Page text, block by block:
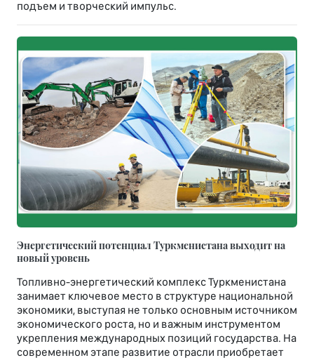
подъем и творческий импульс.
Энергетический потенциал Туркменистана выходит на
новый уровень
Топливно-энергетический комплекс Туркменистана
занимает ключевое место в структуре национальной
экономики, выступая не только основным источником
экономического роста, но и важным инструментом
укрепления международных позиций государства. На
современном этапе развитие отрасли приобретает